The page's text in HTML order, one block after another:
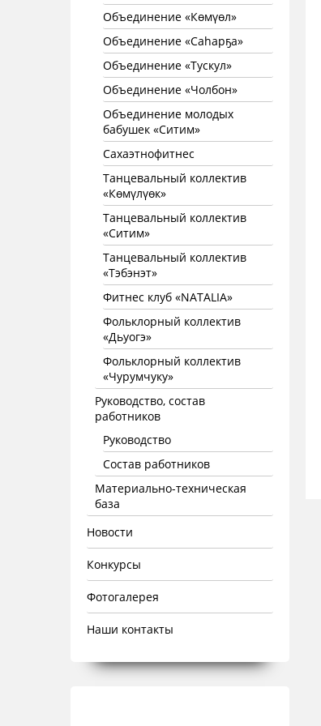
Объединение «Көмүөл»
Объединение «Саhарҕа»
Объединение «Тускул»
Объединение «Чолбон»
Объединение молодых
бабушек «Ситим»
Сахаэтнофитнес
Танцевальный коллектив
«Көмүлүөк»
Танцевальный коллектив
«Ситим»
Танцевальный коллектив
«Тэбэнэт»
Фитнес клуб «NATALIA»
Фольклорный коллектив
«Дьуогэ»
Фольклорный коллектив
«Чурумчуку»
Руководство, состав
работников
Руководство
Состав работников
Материально-техническая
база
Новости
Конкурсы
Фотогалерея
Наши контакты